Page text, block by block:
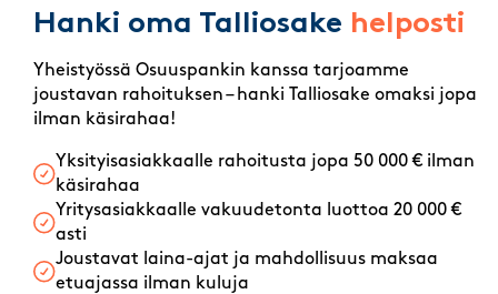
Hanki oma Talliosake helposti
Yheistyössä Osuuspankin kanssa tarjoamme
joustavan rahoituksen – hanki Talliosake omaksi jopa
ilman käsirahaa!
Yksityisasiakkaalle rahoitusta jopa 50 000 € ilman
käsirahaa
Yritysasiakkaalle vakuudetonta luottoa 20 000 €
asti
Joustavat laina-ajat ja mahdollisuus maksaa
etuajassa ilman kuluja